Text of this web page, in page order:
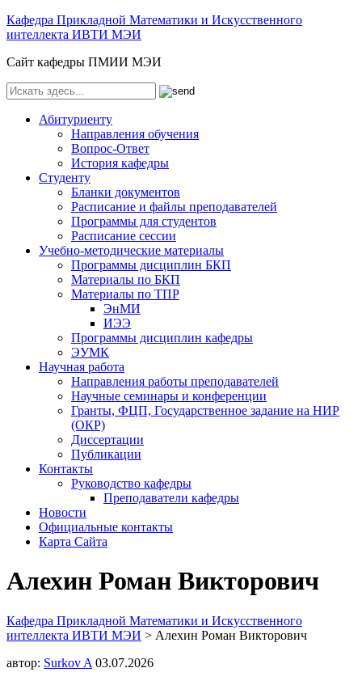
Кафедра Прикладной Математики и Искусственного
интеллекта ИВТИ МЭИ
Сайт кафедры ПМИИ МЭИ
Абитуриенту
Направления обучения
Вопрос-Ответ
История кафедры
Студенту
Бланки документов
Расписание и файлы преподавателей
Программы для студентов
Расписание сессии
Учебно-методические материалы
Программы дисциплин БКП
Материалы по БКП
Материалы по ТПР
ЭнМИ
ИЭЭ
Программы дисциплин кафедры
ЭУМК
Научная работа
Направления работы преподавателей
Научные семинары и конференции
Гранты, ФЦП, Государственное задание на НИР
(ОКР)
Диссертации
Публикации
Контакты
Руководство кафедры
Преподаватели кафедры
Новости
Официальные контакты
Карта Сайта
Алехин Роман Викторович
Кафедра Прикладной Математики и Искусственного
интеллекта ИВТИ МЭИ > Алехин Роман Викторович
автор: Surkov A 03.07.2026